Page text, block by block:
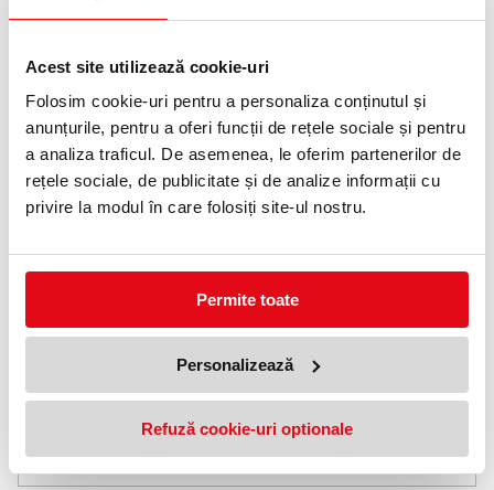
Acest site utilizează cookie-uri
Folosim cookie-uri pentru a personaliza conținutul și
anunțurile, pentru a oferi funcții de rețele sociale și pentru
a analiza traficul. De asemenea, le oferim partenerilor de
rețele sociale, de publicitate și de analize informații cu
privire la modul în care folosiți site-ul nostru.
Permite toate
Personalizează
Refuză cookie-uri optionale
Livrare gratuita
0372 552 601
Adauga in wishlist
În anul 1929 Pelikan introduce în premieră în lume mecanisumul
variante, și deși a fost dezvoltat ca aspect și detalii tehnice tot
timpul, mecanismul de bază a rămas același. În 1950, a fost
internațional pentru marca Pelikan. În anii 80, această serie a fost
porecla Stresemann datorită faimosului costum dungat al
COMENTARII STILOU SOUVERAN M1000 B, PENITA AUR